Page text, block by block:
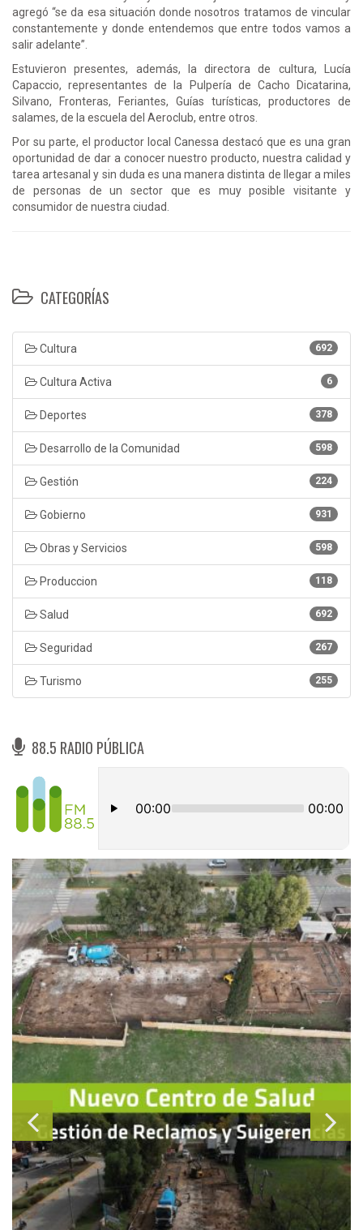
agregó “se da esa situación donde nosotros tratamos de vincular
constantemente y donde entendemos que entre todos vamos a
salir adelante”.
Estuvieron presentes, además, la directora de cultura, Lucía
Capaccio, representantes de la Pulpería de Cacho Dicatarina,
Silvano, Fronteras, Feriantes, Guías turísticas, productores de
salames, de la escuela del Aeroclub, entre otros.
Por su parte, el productor local Canessa destacó que es una gran
oportunidad de dar a conocer nuestro producto, nuestra calidad y
tarea artesanal y sin duda es una manera distinta de llegar a miles
de personas de un sector que es muy posible visitante y
consumidor de nuestra ciudad.
CATEGORÍAS
692
Cultura
6
Cultura Activa
378
Deportes
598
Desarrollo de la Comunidad
224
Gestión
931
Gobierno
598
Obras y Servicios
118
Produccion
692
Salud
267
Seguridad
255
Turismo
88.5 RADIO PÚBLICA